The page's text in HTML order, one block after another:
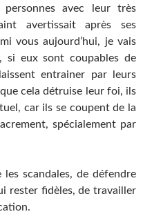
personnes avec leur très
avertissait après ses
vous aujourd’hui, je vais
si eux sont coupables de
entrainer par leurs
cela détruise leur foi, ils
car ils se coupent de la
spécialement par
scandales, de défendre
rester fidèles, de travailler